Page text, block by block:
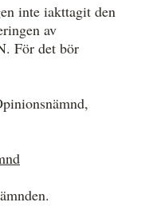
inte iakttagit den
av
För det bör